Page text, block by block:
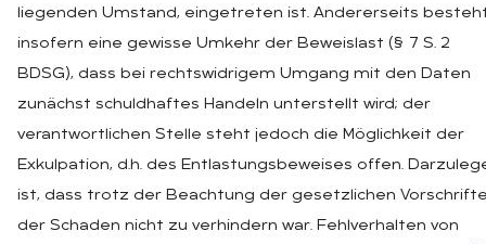
liegenden Umstand, eingetreten ist. Andererseits
insofern eine gewisse Umkehr der Beweislast (§ 7 S. 2
BDSG), dass bei rechtswidrigem Umgang mit den Daten
zunächst schuldhaftes Handeln unterstellt wird; der
verantwortlichen Stelle steht jedoch die Möglichkeit der
Exkulpation, d.h. des Entlastungsbeweises offen.
ist, dass trotz der Beachtung der gesetzlichen
der Schaden nicht zu verhindern war. Fehlverhalten von